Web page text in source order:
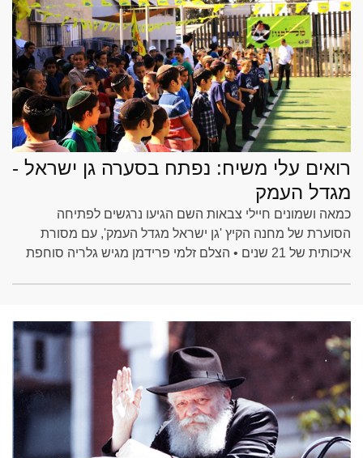
רואים עלי משיח: נפתח בסערה גן ישראל -
מגדל העמק
כמאה ושמונים חיילי צבאות השם הגיעו נרגשים לפתיחה
הסוערת של מחנה הקיץ 'גן ישראל מגדל העמק', עם מסורת
איכותית של 21 שנים • הצלם זלמי פרידמן מגיש גלריה סוחפת